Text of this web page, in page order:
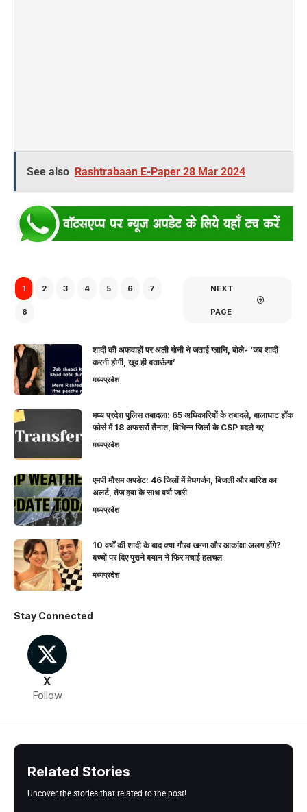
See also Rashtrabaan E-Paper 28 Mar 2024
1 2 3 4 5 6 7
8
NEXT
PAGE
शादी की अफवाहों पर अली गोनी ने जताई ग्लानि, बोले- ‘जब शादी
करनी होगी, खुद ही बताऊंगा’
मध्यप्रदेश
मध्य प्रदेश पुलिस तबादला: 65 अधिकारियों के तबादले, बालाघाट हॉक
फोर्स में 18 अफसरों तैनात, विभिन्न जिलों के CSP बदले गए
मध्यप्रदेश
एमपी मौसम अपडेट: 46 जिलों में मेघगर्जन, बिजली और बारिश का
अलर्ट, तेज हवा के साथ वर्षा जारी
मध्यप्रदेश
10 वर्षों की शादी के बाद क्या गौरव खन्ना और आकांक्षा अलग होंगे?
बच्चों पर दिए पुराने बयान ने फिर मचाई हलचल
मध्यप्रदेश
Stay Connected
X
Follow
Related Stories
Uncover the stories that related to the post!